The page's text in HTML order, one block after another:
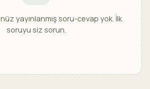
yayınlanmış soru-cevap yok. İlk
soruyu siz sorun.